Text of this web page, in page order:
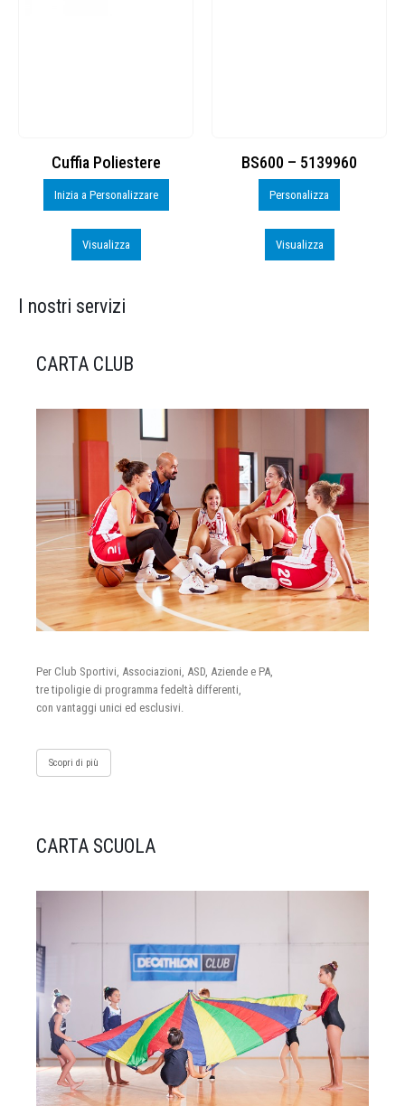
Cuffia Poliestere
Inizia a Personalizzare
Visualizza
BS600 – 5139960
Personalizza
Visualizza
I nostri servizi
CARTA CLUB
Per Club Sportivi, Associazioni, ASD, Aziende e PA,
tre tipoligie di programma fedeltà differenti,
con vantaggi unici ed esclusivi.
Scopri di più
CARTA SCUOLA